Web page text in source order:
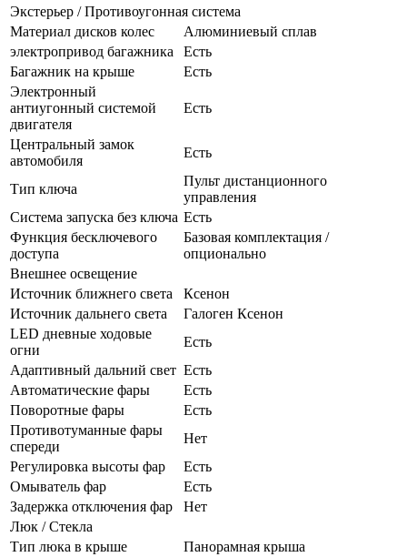
Экстерьер / Противоугонная система
Материал дисков колес
Алюминиевый сплав
электропривод багажника
Есть
Багажник на крыше
Есть
Электронный
антиугонный системой
двигателя
Есть
Центральный замок
автомобиля
Есть
Тип ключа
Пульт дистанционного
управления
Система запуска без ключа Есть
Функция бесключевого
доступа
Базовая комплектация /
опционально
Внешнее освещение
Источник ближнего света
Ксенон
Источник дальнего света
Галоген Ксенон
LED дневные ходовые
огни
Есть
Адаптивный дальний свет Есть
Автоматические фары
Есть
Поворотные фары
Есть
Противотуманные фары
спереди
Нет
Регулировка высоты фар
Есть
Омыватель фар
Есть
Задержка отключения фар
Нет
Люк / Стекла
Тип люка в крыше
Панорамная крыша